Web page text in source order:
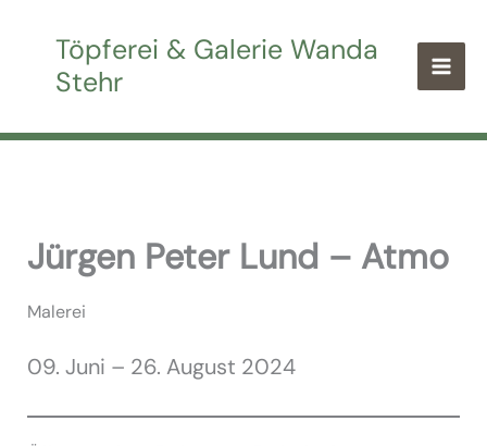
springen
Töpferei & Galerie Wanda
Stehr
Jürgen Peter Lund – Atmo
Malerei
09. Juni – 26. August 2024